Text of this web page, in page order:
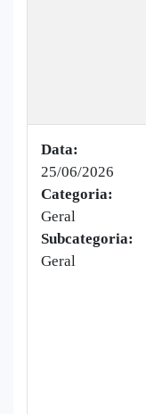
Data:
25/06/2026
Categoria:
Geral
Subcategoria:
Geral